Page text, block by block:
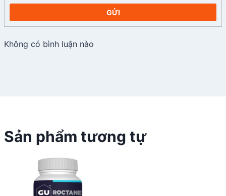
GỬI
Không có bình luận nào
Sản phẩm tương tự